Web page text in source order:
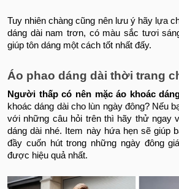
Tuy nhiên chàng cũng nên lưu ý hãy lựa
dáng dài nam trơn, có màu sắc tươi
giúp tôn dáng một cách tốt nhất đấy.
Áo phao dáng dài thời trang
Người thấp có nên mặc áo khoác
khoác dáng dài cho lùn ngày đông? Nếu
với những câu hỏi trên thì hãy thử ngay
dáng dài nhé. Item này hứa hẹn sẽ giúp
đầy cuốn hút trong những ngày đông
được hiệu quả nhất.